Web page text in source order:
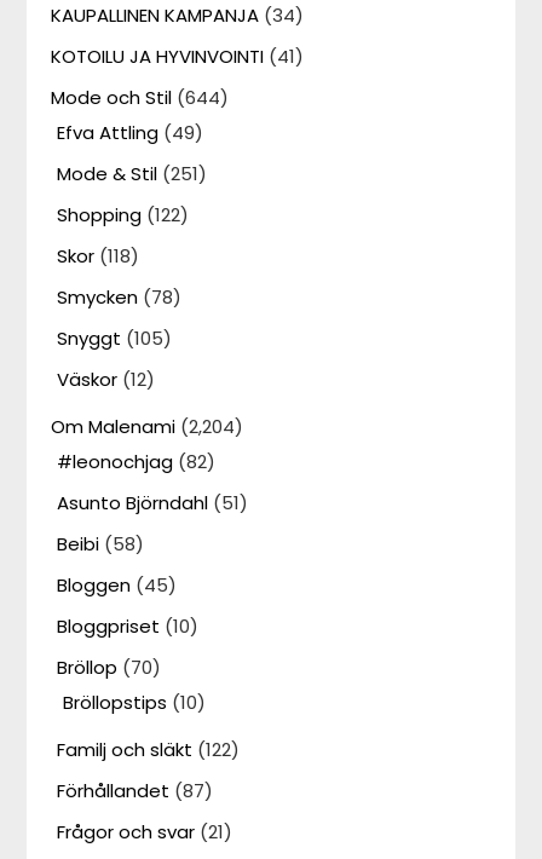
KAUPALLINEN KAMPANJA (34)
KOTOILU JA HYVINVOINTI (41)
Mode och Stil (644)
Efva Attling (49)
Mode & Stil (251)
Shopping (122)
Skor (118)
Smycken (78)
Snyggt (105)
Väskor (12)
Om Malenami (2,204)
#leonochjag (82)
Asunto Björndahl (51)
Beibi (58)
Bloggen (45)
Bloggpriset (10)
Bröllop (70)
Bröllopstips (10)
Familj och släkt (122)
Förhållandet (87)
Frågor och svar (21)